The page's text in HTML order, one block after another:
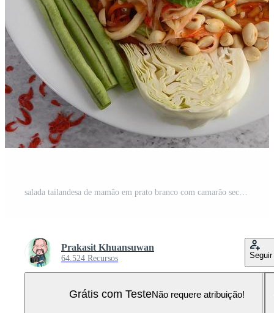
salada tailandesa de mamão em prato branco com camarão seco Foto Pro
Prakasit Khuansuwan
64.524 Recursos Seguir
Grátis com TesteNão requere atribuição!